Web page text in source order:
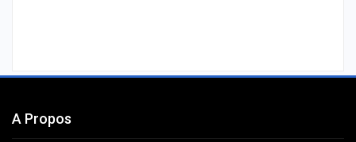
A Propos